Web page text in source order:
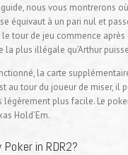
nous vous montrerons
équivaut à un pari nul et
le tour de jeu commence
la plus illégale qu’Arthur
la carte
au tour du joueur de miser, il
légèrement plus facile. Le
Hold’Em.
Poker in RDR2?